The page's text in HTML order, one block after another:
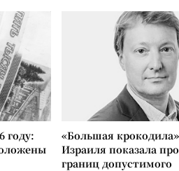
году:
«Большая
Израиля показала
границ допустимого